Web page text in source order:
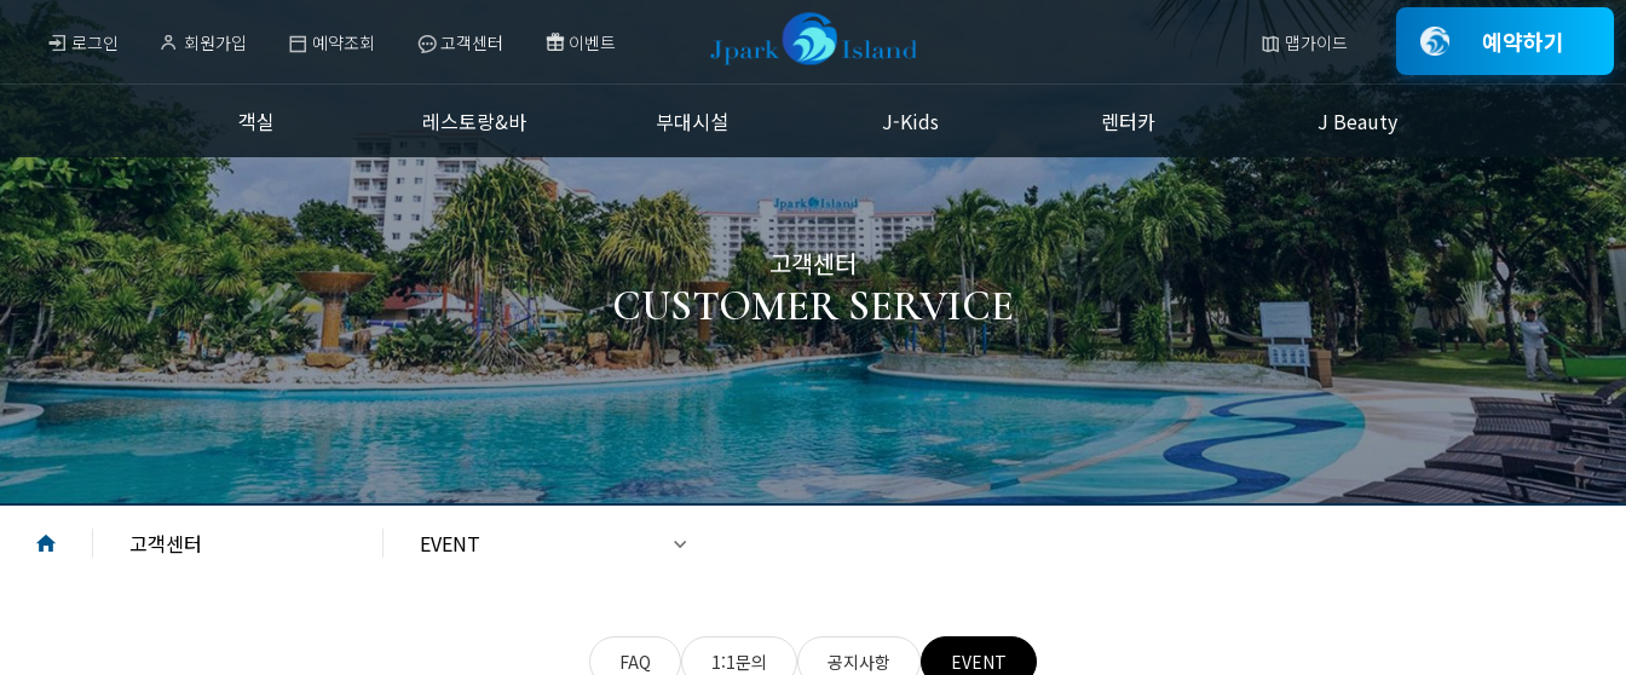
로그인 회원가입 예약조회 고객센터 이벤트 맵가이드 예약하기
객실 레스토랑&바 부대시설 J-Kids 렌터카 J Beauty
고객센터
CUSTOMER SERVICE
고객센터 EVENT
FAQ 1:1문의 공지사항 EVENT